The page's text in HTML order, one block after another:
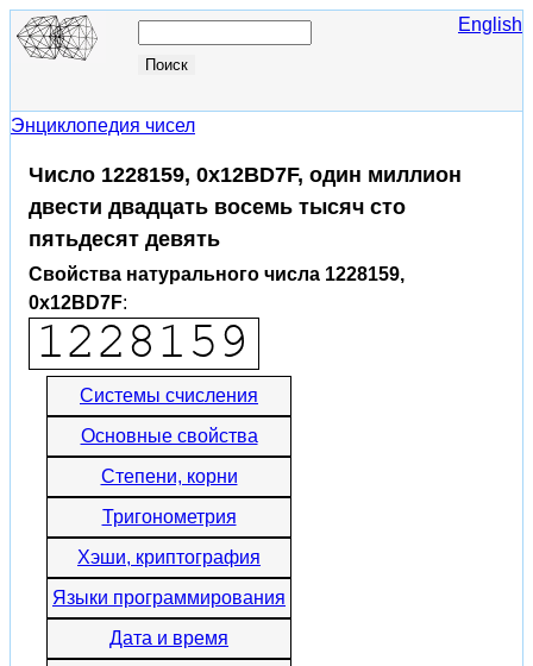
English
Энциклопедия чисел
Число 1228159, 0x12BD7F, один миллион
двести двадцать восемь тысяч сто
пятьдесят девять
Свойства натурального числа 1228159,
0x12BD7F:
Системы счисления
Основные свойства
Степени, корни
Тригонометрия
Хэши, криптография
Языки программирования
Дата и время